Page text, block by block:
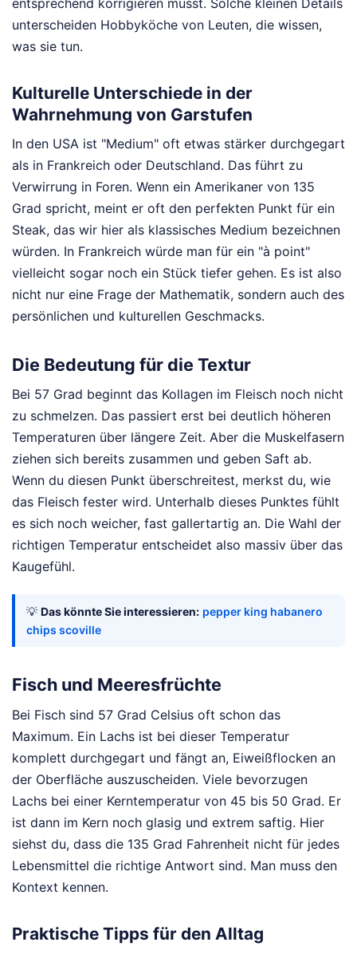
unterscheiden Hobbyköche von Leuten, die wissen,
was sie tun.
Kulturelle Unterschiede in der
Wahrnehmung von Garstufen
In den USA ist "Medium" oft etwas stärker durchgegart
als in Frankreich oder Deutschland. Das führt zu
Verwirrung in Foren. Wenn ein Amerikaner von 135
Grad spricht, meint er oft den perfekten Punkt für ein
Steak, das wir hier als klassisches Medium bezeichnen
würden. In Frankreich würde man für ein "à point"
vielleicht sogar noch ein Stück tiefer gehen. Es ist also
nicht nur eine Frage der Mathematik, sondern auch des
persönlichen und kulturellen Geschmacks.
Die Bedeutung für die Textur
Bei 57 Grad beginnt das Kollagen im Fleisch noch nicht
zu schmelzen. Das passiert erst bei deutlich höheren
Temperaturen über längere Zeit. Aber die Muskelfasern
ziehen sich bereits zusammen und geben Saft ab.
Wenn du diesen Punkt überschreitest, merkst du, wie
das Fleisch fester wird. Unterhalb dieses Punktes fühlt
es sich noch weicher, fast gallertartig an. Die Wahl der
richtigen Temperatur entscheidet also massiv über das
Kaugefühl.
💡 Das könnte Sie interessieren: pepper king habanero
chips scoville
Fisch und Meeresfrüchte
Bei Fisch sind 57 Grad Celsius oft schon das
Maximum. Ein Lachs ist bei dieser Temperatur
komplett durchgegart und fängt an, Eiweißflocken an
der Oberfläche auszuscheiden. Viele bevorzugen
Lachs bei einer Kerntemperatur von 45 bis 50 Grad. Er
ist dann im Kern noch glasig und extrem saftig. Hier
siehst du, dass die 135 Grad Fahrenheit nicht für jedes
Lebensmittel die richtige Antwort sind. Man muss den
Kontext kennen.
Praktische Tipps für den Alltag